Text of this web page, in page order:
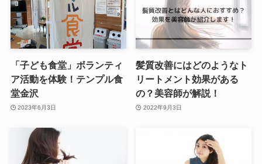
「子ども食堂」ボランティ
ア活動を体験！テンプル食
堂金沢
2023年6月3日
髪質改善にはどのようなト
リートメント効果がある
の？美容師が解説！
2022年9月3日